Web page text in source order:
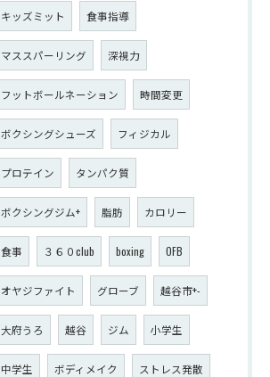
キッズミット 食事指導
マススパーリング 深視力
フットボールネーション 時間変更
ボクシングシューズ フィジカル
プロテイン タンパク質
ボクシングジム+ 脂肪 カロリー
食事 ３６０club boxing OFB
オヤジファイト グローブ 越谷市+-
大府うろ 越谷 ジム 小学生
中学生 ボディメイク ストレス発散